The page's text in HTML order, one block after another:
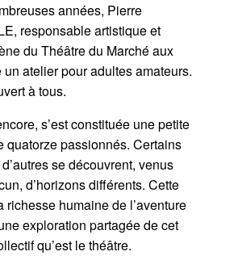
années, Pierre
responsable artistique et
du Théâtre du Marché aux
atelier pour adultes amateurs.
à tous.
s’est constituée une petite
quatorze passionnés. Certains
se découvrent, venus
d’horizons différents. Cette
richesse humaine de l’aventure
exploration partagée de cet
qu’est le théâtre.